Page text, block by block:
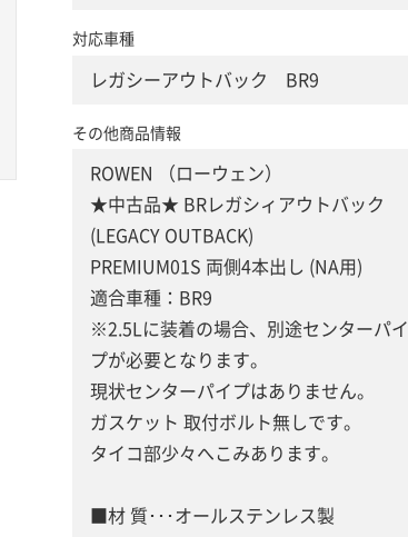
対応車種
レガシーアウトバック BR9
その他商品情報
ROWEN （ローウェン）
★中古品★ BRレガシィアウトバック
(LEGACY OUTBACK)
PREMIUM01S 両側4本出し (NA用)
適合車種：BR9
※2.5Lに装着の場合、別途センターパイ
プが必要となります。
現状センターパイプはありません。
ガスケット 取付ボルト無しです。
タイコ部少々へこみあります。
■材 質･･･オールステンレス製